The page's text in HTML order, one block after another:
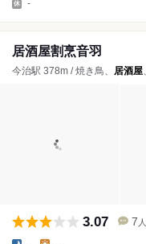
-
居酒屋割烹音羽
今治駅 378m / 焼き鳥、 居酒屋
3.07 7 人